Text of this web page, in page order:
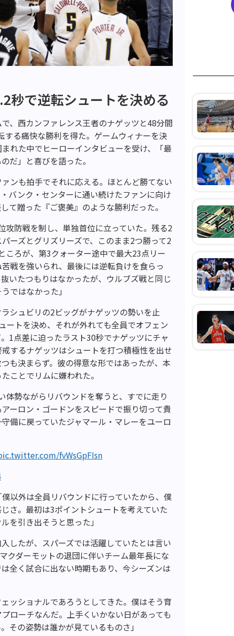
秒で逆転シュートを決める
、西カンファレンス王者のナゲッツと48分間
る痛快な勝利を得た。ゲームウィナーを決
れた中でヒーローインタビューを受け、「最
だ」と喜びを語った。
ンも拍手でそれに応える。ほとんど勝てない
バンク・センターに通い続けたファンに向け
て贈った『ご褒美』のような勝利だった。
防戦を制し、単独首位に立っていた。残る2
ーズとグリズリーズで、このまま2つ勝って2
ろが、第3クォーター途中で最大23点リー
戦を強いられ、最後には逆転負けを食らっ
いたつもりはなかったが、ウルブズ戦と同じ
ではなかった」
シュビリの2ビッグがナゲッツの勢いを止
ートを決め、それが外れても全員でオフェン
1点差に迫ったラスト30秒でナゲッツにチャ
するナゲッツはシュートを打つ積極性を出せ
も決まらず。彼の得意な形ではあったが、本
ことでリムに嫌われた。
勢ながらリバウンドを奪うと、すでに走り
ーロン・ゴードンをスピードで振り切って貴
備に戻っていたジャマール・マレーをユーロ
fvWsGpFIsn
以外は全員リバウンドに行っていたから、僕
さ。最初は3ポイントシュートを考えていた
を引き出そうと思った」
したが、スパーズでは活躍していたとは言い
クダーモットの退団に伴いチーム最年長にな
全く試合に出ない時期もあり、今シーズンは
ッショナルであろうとしてきた。僕はそう育
ローチなんだ。上手くいかない日があっても
その姿勢は誰かが見ているものさ」